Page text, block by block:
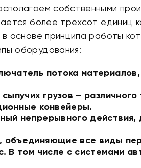
собственными
более трехсот единиц
основе принципа работы
оборудования:
потока
грузов –
конвейеры.
непрерывного действия,
объединяющие все виды
В том числе с системами